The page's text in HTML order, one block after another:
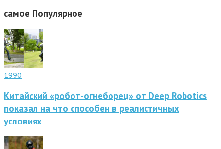
самое Популярное
1990
Китайский «робот-огнеборец» от Deep Robotics
показал на что способен в реалистичных
условиях